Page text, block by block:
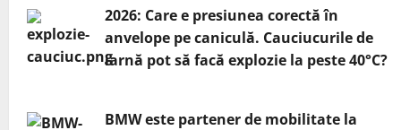
2026: Care e presiunea corectă în
anvelope pe caniculă. Cauciucurile de
iarnă pot să facă explozie la peste 40°C?
BMW este partener de mobilitate la